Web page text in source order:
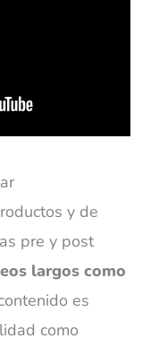
y de
pre y post
largos como
es
como